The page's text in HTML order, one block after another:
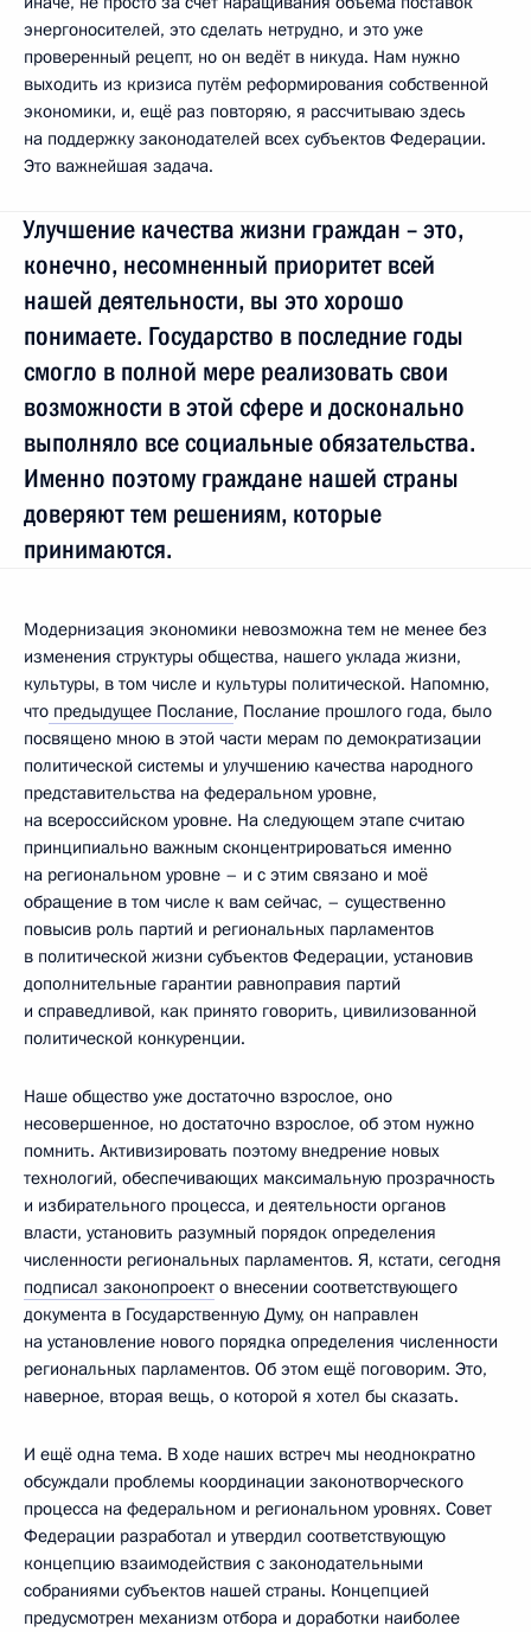
энергоносителей, это сделать нетрудно, и это уже
проверенный рецепт, но он ведёт в никуда. Нам нужно
выходить из кризиса путём реформирования собственной
экономики, и, ещё раз повторяю, я рассчитываю здесь
на поддержку законодателей всех субъектов Федерации.
Это важнейшая задача.
Улучшение качества жизни граждан – это,
конечно, несомненный приоритет всей
нашей деятельности, вы это хорошо
понимаете. Государство в последние годы
смогло в полной мере реализовать свои
возможности в этой сфере и досконально
выполняло все социальные обязательства.
Именно поэтому граждане нашей страны
доверяют тем решениям, которые
принимаются.
Модернизация экономики невозможна тем не менее без
изменения структуры общества, нашего уклада жизни,
культуры, в том числе и культуры политической. Напомню,
что предыдущее Послание, Послание прошлого года, было
посвящено мною в этой части мерам по демократизации
политической системы и улучшению качества народного
представительства на федеральном уровне,
на всероссийском уровне. На следующем этапе считаю
принципиально важным сконцентрироваться именно
на региональном уровне – и с этим связано и моё
обращение в том числе к вам сейчас, – существенно
повысив роль партий и региональных парламентов
в политической жизни субъектов Федерации, установив
дополнительные гарантии равноправия партий
и справедливой, как принято говорить, цивилизованной
политической конкуренции.
Наше общество уже достаточно взрослое, оно
несовершенное, но достаточно взрослое, об этом нужно
помнить. Активизировать поэтому внедрение новых
технологий, обеспечивающих максимальную прозрачность
и избирательного процесса, и деятельности органов
власти, установить разумный порядок определения
численности региональных парламентов. Я, кстати, сегодня
подписал законопроект о внесении соответствующего
документа в Государственную Думу, он направлен
на установление нового порядка определения численности
региональных парламентов. Об этом ещё поговорим. Это,
наверное, вторая вещь, о которой я хотел бы сказать.
И ещё одна тема. В ходе наших встреч мы неоднократно
обсуждали проблемы координации законотворческого
процесса на федеральном и региональном уровнях. Совет
Федерации разработал и утвердил соответствующую
концепцию взаимодействия с законодательными
собраниями субъектов нашей страны. Концепцией
предусмотрен механизм отбора и доработки наиболее